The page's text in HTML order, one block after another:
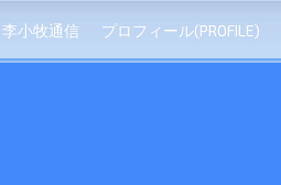
李小牧通信 プロフィール(PROFILE)